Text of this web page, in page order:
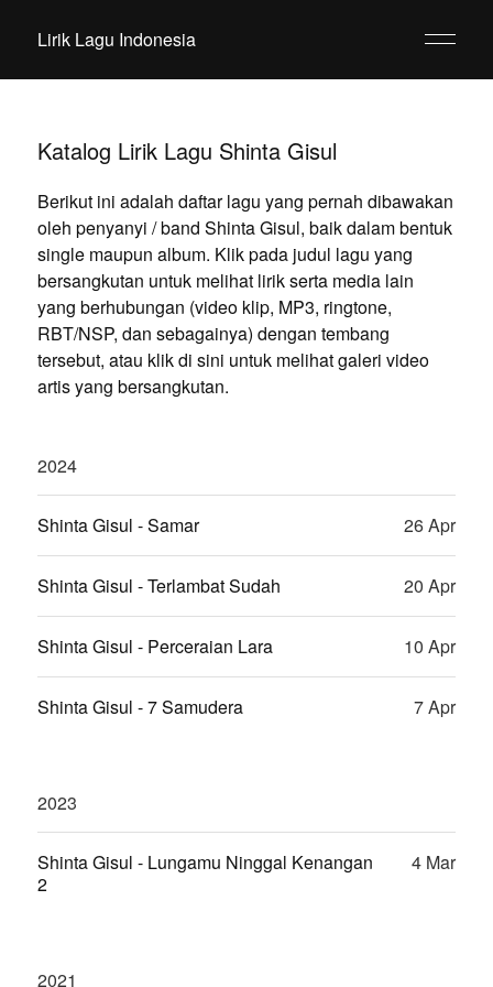
Lirik Lagu Indonesia
Katalog Lirik Lagu Shinta Gisul
Berikut ini adalah daftar lagu yang pernah dibawakan
oleh penyanyi / band Shinta Gisul, baik dalam bentuk
single maupun album. Klik pada judul lagu yang
bersangkutan untuk melihat lirik serta media lain
yang berhubungan (video klip, MP3, ringtone,
RBT/NSP, dan sebagainya) dengan tembang
tersebut, atau klik di sini untuk melihat galeri video
artis yang bersangkutan.
2024
Shinta Gisul - Samar 26 Apr
Shinta Gisul - Terlambat Sudah 20 Apr
Shinta Gisul - Perceraian Lara 10 Apr
Shinta Gisul - 7 Samudera 7 Apr
2023
Shinta Gisul - Lungamu Ninggal Kenangan
2
4 Mar
2021